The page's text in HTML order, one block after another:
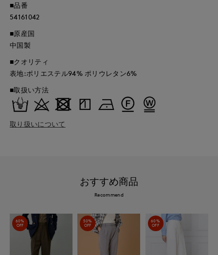
■品番
54161042
■原産国
中国製
■クオリティ
表地:ポリエステル94% ポリウレタン6%
■取扱い方法
取り扱いについて
おすすめ商品
Recommend
60%
OFF
50%
OFF
60%
OFF